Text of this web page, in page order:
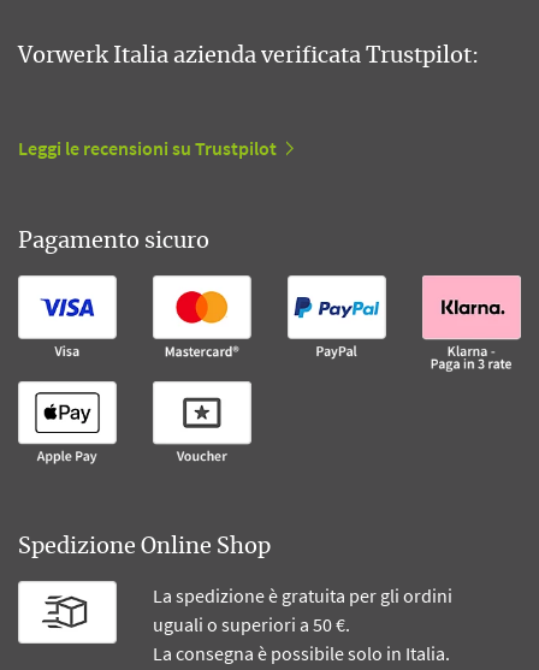
Vorwerk Italia azienda verificata Trustpilot:
Leggi le recensioni su Trustpilot
Pagamento sicuro
Spedizione Online Shop
La spedizione è gratuita per gli ordini
uguali o superiori a 50 €.
La consegna è possibile solo in Italia.